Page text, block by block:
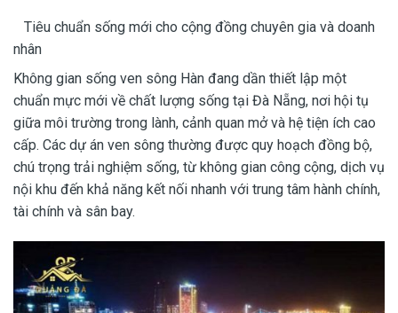
Tiêu chuẩn sống mới cho cộng đồng chuyên gia và doanh
nhân
Không gian sống ven sông Hàn đang dần thiết lập một
chuẩn mực mới về chất lượng sống tại Đà Nẵng, nơi hội tụ
giữa môi trường trong lành, cảnh quan mở và hệ tiện ích cao
cấp. Các dự án ven sông thường được quy hoạch đồng bộ,
chú trọng trải nghiệm sống, từ không gian công cộng, dịch vụ
nội khu đến khả năng kết nối nhanh với trung tâm hành chính,
tài chính và sân bay.